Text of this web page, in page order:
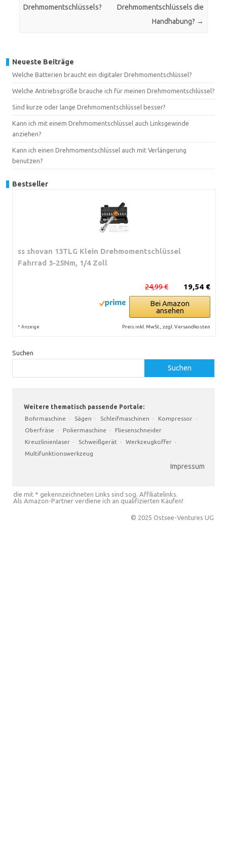
Drehmomentschlüssels?
Drehmomentschlüssels die
Handhabung? →
Neueste Beiträge
Welche Batterien braucht ein digitaler Drehmomentschlüssel?
Welche Antriebsgröße brauche ich für meinen Drehmomentschlüssel?
Sind kurze oder lange Drehmomentschlüssel besser?
Kann ich mit einem Drehmomentschlüssel auch Linksgewinde
anziehen?
Kann ich einen Drehmomentschlüssel auch mit Verlängerung
benutzen?
Bestseller
ss shovan 13TLG Klein Drehmomentschlüssel
Fahrrad 3-25Nm, 1/4 Zoll
19,54 €
24,99 €
Bei Amazon
ansehen
* Anzeige Preis inkl. MwSt., zzgl. Versandkosten
Suchen
Suchen
Weitere thematisch passende Portale:
Bohrmaschine · Sägen · Schleifmaschinen · Kompressor ·
Oberfräse · Poliermaschine ·
Fliesenschneider
Kreuzlinienlaser · Schweißgerät · Werkzeugkoffer ·
Multifunktionswerkzeug
Impressum
die mit * gekennzeichneten Links sind sog. Affiliatelinks.
Als Amazon-Partner verdiene ich an qualifizierten Käufen!
© 2025 Ostsee-Ventures UG